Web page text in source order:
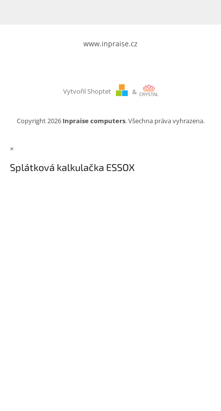
www.inpraise.cz
Vytvořil Shoptet &
Copyright 2026 Inpraise computers. Všechna práva vyhrazena.
×
Splátková kalkulačka ESSOX